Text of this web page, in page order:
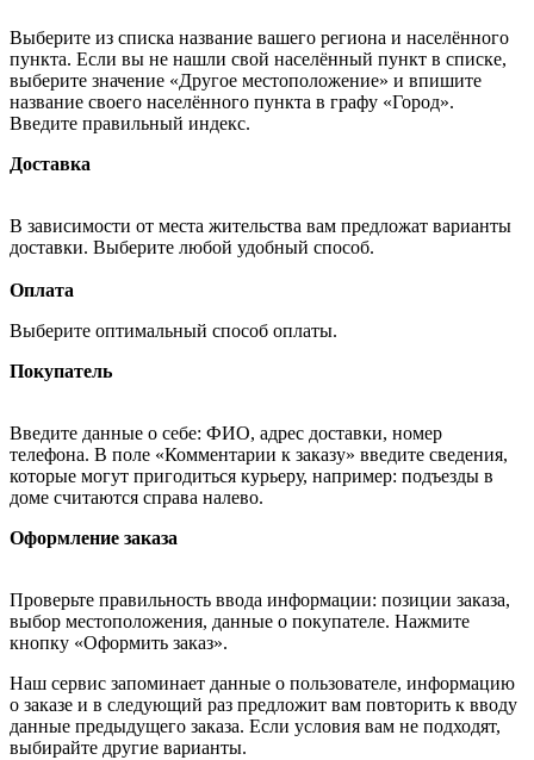
Выберите из списка название вашего региона и населённого
пункта. Если вы не нашли свой населённый пункт в списке,
выберите значение «Другое местоположение» и впишите
название своего населённого пункта в графу «Город».
Введите правильный индекс.
Доставка
В зависимости от места жительства вам предложат варианты
доставки. Выберите любой удобный способ.
Оплата
Выберите оптимальный способ оплаты.
Покупатель
Введите данные о себе: ФИО, адрес доставки, номер
телефона. В поле «Комментарии к заказу» введите сведения,
которые могут пригодиться курьеру, например: подъезды в
доме считаются справа налево.
Оформление заказа
Проверьте правильность ввода информации: позиции заказа,
выбор местоположения, данные о покупателе. Нажмите
кнопку «Оформить заказ».
Наш сервис запоминает данные о пользователе, информацию
о заказе и в следующий раз предложит вам повторить к вводу
данные предыдущего заказа. Если условия вам не подходят,
выбирайте другие варианты.